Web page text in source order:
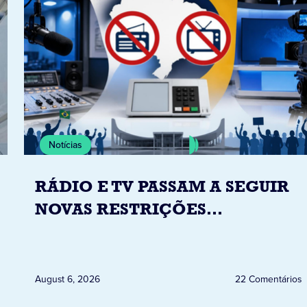
Notícias
RÁDIO E TV PASSAM A SEGUIR
NOVAS RESTRIÇÕES
August 6, 2026 22 Comentários